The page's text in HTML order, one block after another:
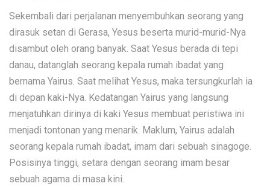
Sekembali dari perjalanan menyembuhkan seorang yang
dirasuk setan di Gerasa, Yesus beserta murid-murid-Nya
disambut oleh orang banyak. Saat Yesus berada di tepi
danau, datanglah seorang kepala rumah ibadat yang
bernama Yairus. Saat melihat Yesus, maka tersungkurlah ia
di depan kaki-Nya. Kedatangan Yairus yang langsung
menjatuhkan dirinya di kaki Yesus membuat peristiwa ini
menjadi tontonan yang menarik. Maklum, Yairus adalah
seorang kepala rumah ibadat, imam dari sebuah sinagoge.
Posisinya tinggi, setara dengan seorang imam besar
sebuah agama di masa kini.